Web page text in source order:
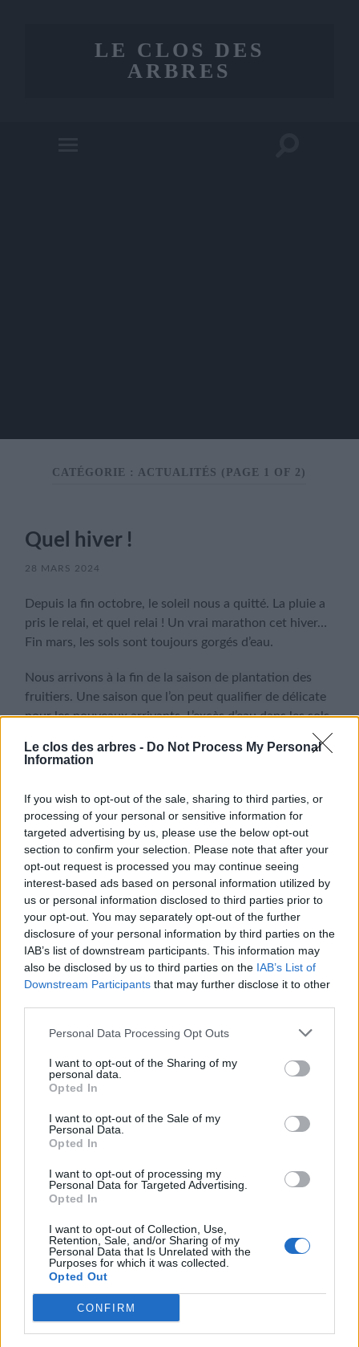
Le clos des arbres - Do Not Process My Personal
Information
If you wish to opt-out of the sale, sharing to third parties, or
processing of your personal or sensitive information for
targeted advertising by us, please use the below opt-out
section to confirm your selection. Please note that after your
opt-out request is processed you may continue seeing
interest-based ads based on personal information utilized by
us or personal information disclosed to third parties prior to
your opt-out. You may separately opt-out of the further
disclosure of your personal information by third parties on the
IAB’s list of downstream participants. This information may
also be disclosed by us to third parties on the IAB’s List of
Downstream Participants that may further disclose it to other
Personal Data Processing Opt Outs
I want to opt-out of the Sharing of my
personal data.
Opted In
I want to opt-out of the Sale of my
Personal Data.
Opted In
I want to opt-out of processing my
Personal Data for Targeted Advertising.
Opted In
I want to opt-out of Collection, Use,
Retention, Sale, and/or Sharing of my
Personal Data that Is Unrelated with the
Purposes for which it was collected.
Opted Out
CONFIRM
LE CLOS DES
ARBRES
CATÉGORIE : ACTUALITÉS (PAGE 1 OF 2)
Quel hiver !
28 MARS 2024
Depuis la fin octobre, le soleil nous a quitté. La pluie a
pris le relai, et quel relai ! Un vrai marathon cet hiver…
Fin mars, les sols sont toujours gorgés d’eau.
Nous arrivons à la fin de la saison de plantation des
fruitiers. Une saison que l’on peut qualifier de délicate
pour les nouveaux arrivants. L’excès d’eau dans les sols
pourrissent et les plants risquent de souffrir, voire
dociles avec ces jeunes plantations !
De notre côté, la pépinière va se réveiller, et donc nous
occuper. Entretien, désherbage, ébourgeonnage… La
saison de vente s’arrête pour laisser place à la
production.
Nous vous donnons rdv l’automne prochain pour une
nouvelle saison de vente. N’hésitez pas à réfléchir d’ici
là à vos projets de plantation, pour ne pas être pris au
dépourvu : choix des porte-greffes, des variétés.
des choix bien précis.
LE CLOS DES ARBRES
MENU